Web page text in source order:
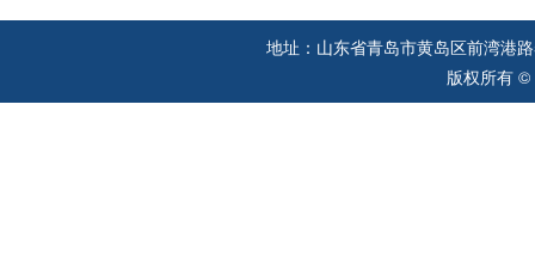
地址：山东省青岛市黄岛区前湾
版权所有 ©